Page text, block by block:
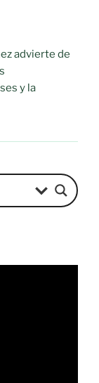
advierte de
y la